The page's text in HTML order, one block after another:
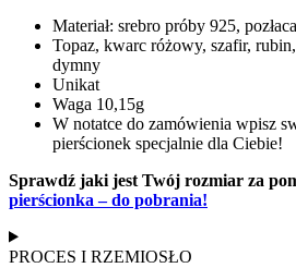
Materiał: srebro próby 925,
Topaz, kwarc różowy, szafir,
dymny
Unikat
Waga 10,15g
W notatce do zamówienia wpisz
pierścionek specjalnie dla Ciebie!
Sprawdź jaki jest Twój rozmiar za
pierścionka – do pobrania!
PROCES I RZEMIOSŁO